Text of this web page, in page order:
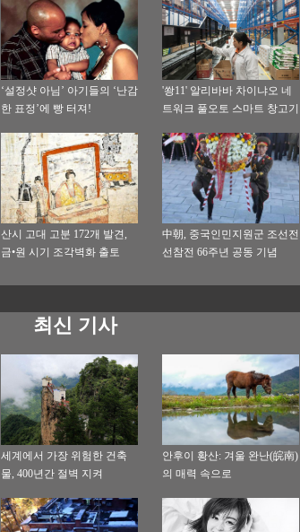
‘설정샷 아님’ 아기들의 ‘난감
한 표정’에 빵 터져!
'쐉11' 알리바바 차이냐오 네
트워크 풀오토 스마트 창고기
산시 고대 고분 172개 발견,
금•원 시기 조각벽화 출토
中朝, 중국인민지원군 조선전
선참전 66주년 공동 기념
최신 기사
세계에서 가장 위험한 건축
물, 400년간 절벽 지켜
안후이 황산: 겨울 완난(皖南)
의 매력 속으로